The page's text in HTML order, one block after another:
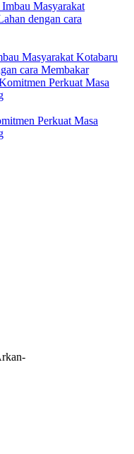
Masyarakat Kotabaru
cara Membakar
Perkuat Masa